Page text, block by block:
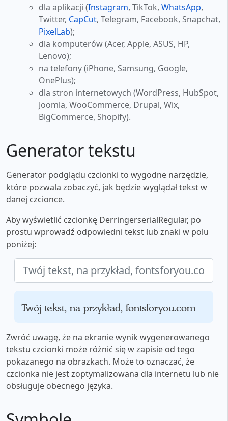
dla aplikacji (Instagram, TikTok, WhatsApp,
Twitter, CapCut, Telegram, Facebook, Snapchat,
PixelLab);
dla komputerów (Acer, Apple, ASUS, HP,
Lenovo);
na telefony (iPhone, Samsung, Google,
OnePlus);
dla stron internetowych (WordPress, HubSpot,
Joomla, WooCommerce, Drupal, Wix,
BigCommerce, Shopify).
Generator tekstu
Generator podglądu czcionki to wygodne narzędzie,
które pozwala zobaczyć, jak będzie wyglądał tekst w
danej czcionce.
Aby wyświetlić czcionkę DerringerserialRegular, po
prostu wprowadź odpowiedni tekst lub znaki w polu
poniżej:
Twój tekst, na przykład, fontsforyou.com
Zwróć uwagę, że na ekranie wynik wygenerowanego
tekstu czcionki może różnić się w zapisie od tego
pokazanego na obrazkach. Może to oznaczać, że
czcionka nie jest zoptymalizowana dla internetu lub nie
obsługuje obecnego języka.